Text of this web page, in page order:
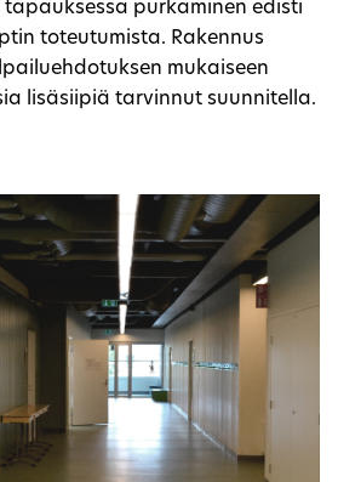
tapauksessa purkaminen edisti
toteutumista. Rakennus
mukaiseen
lisäsiipiä tarvinnut suunnitella.